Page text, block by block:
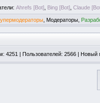
Ahrefs [Bot] Bing [Bot] Claude
Модераторы
4251 | Пользователей: 2566 | Новый